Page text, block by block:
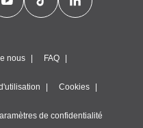
nous FAQ
Cookies
de confidentialité